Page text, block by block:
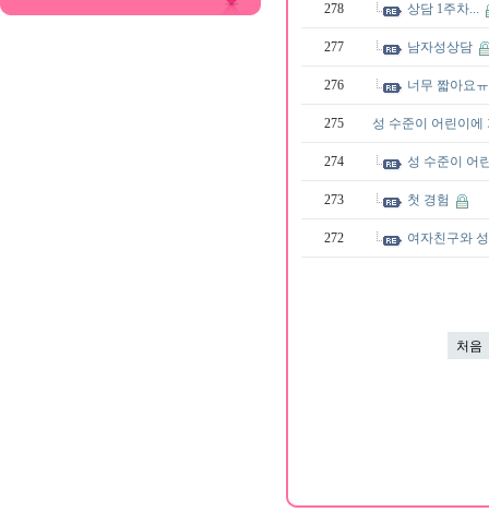
278 상담 1주차...
277 남자성상담
276 너무 짧아요
275 성 수준이 어린이
274 성 수준이 어
273 첫 경험
272 여자친구와
처음